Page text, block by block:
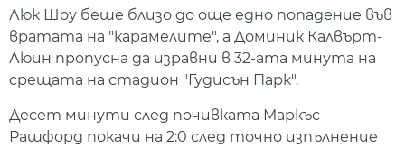
Люк Шоу беше близо до още едно попадение във
вратата на "карамелите", а Доминик Калвърт-
Люин пропусна да изравни в 32-ата минута на
срещата на стадион "Гудисън Парк".
Десет минути след почивката Маркъс
Рашфорд покачи на 2:0 след точно изпълнение